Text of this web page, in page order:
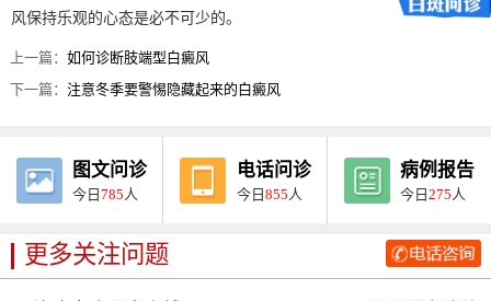
风保持乐观的心态是必不可少的。
上一篇：如何诊断肢端型白癜风
下一篇：注意冬季要警惕隐藏起来的白癜风
图文问诊
今日785 人
电话问诊
今日855 人
病例报告
今日275 人
更多关注问题